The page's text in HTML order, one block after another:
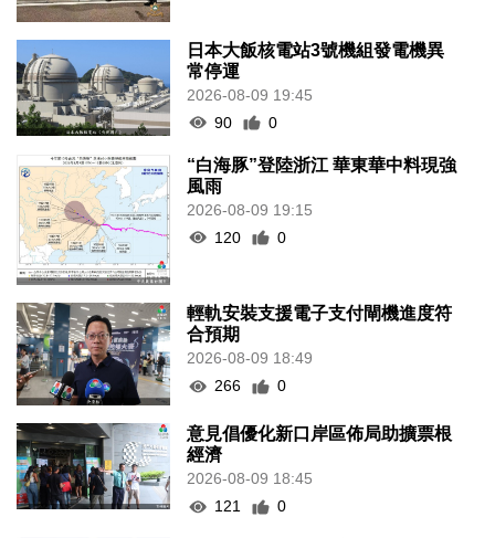
日本大飯核電站3號機組發電機異
常停運
2026-08-09 19:45
90
0
“白海豚”登陸浙江 華東華中料現強
風雨
2026-08-09 19:15
120
0
輕軌安裝支援電子支付閘機進度符
合預期
2026-08-09 18:49
266
0
意見倡優化新口岸區佈局助擴票根
經濟
2026-08-09 18:45
121
0